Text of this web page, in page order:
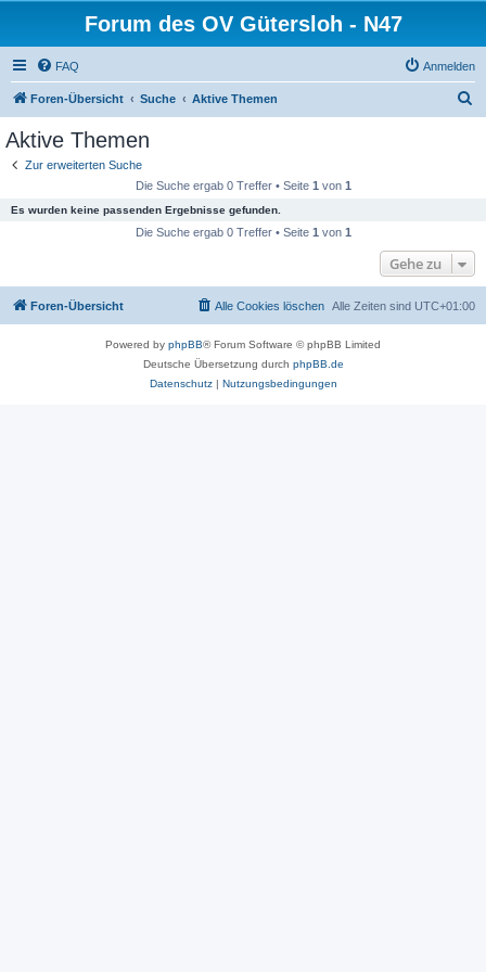
Forum des OV Gütersloh - N47
FAQ Anmelden
Foren-Übersicht Suche Aktive Themen
Aktive Themen
Zur erweiterten Suche
Die Suche ergab 0 Treffer • Seite 1 von 1
Es wurden keine passenden Ergebnisse gefunden.
Die Suche ergab 0 Treffer • Seite 1 von 1
Gehe zu
Foren-Übersicht Alle Zeiten sind UTC+01:00
Alle Cookies löschen
Powered by phpBB® Forum Software © phpBB Limited
Deutsche Übersetzung durch phpBB.de
Datenschutz| Nutzungsbedingungen